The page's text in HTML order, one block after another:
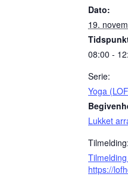
Dato:
19.
08:00 -
Serie:
Yoga
Lukket
Tilmelding:
https://